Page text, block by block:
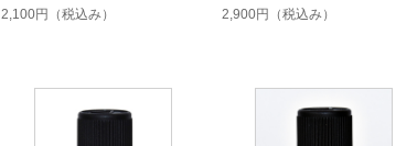
2,100円 （税込み） 2,900円 （税込み）